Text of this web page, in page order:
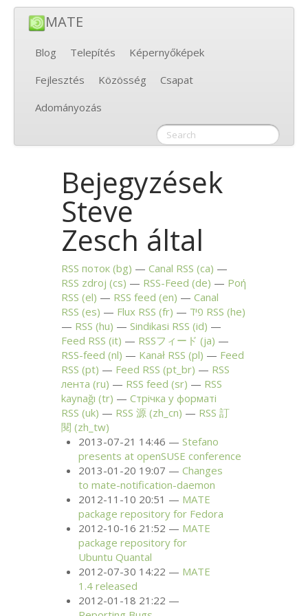
MATE
Blog Telepítés
Képernyőképek
Fejlesztés
Közösség
Csapat
Adományozás
Bejegyzések
Steve
Zesch által
RSS поток (bg) Canal RSS (ca)
RSS zdroj (cs) RSS-Feed (de)
Ροή
RSS (el) RSS feed (en)
Canal
RSS (es) Flux RSS (fr) RSS (he)
RSS (hu) Sindikasi RSS (id)
Feed RSS (it)
RSSフィード (ja)
RSS-feed (nl) Kanał RSS (pl)
Feed
RSS (pt) Feed RSS (pt_br)
RSS
лента (ru)
RSS feed (sr)
RSS
kaynağı (tr)
Стрічка у форматі
RSS (uk) RSS 源 (zh_cn) RSS 訂
閱 (zh_tw)
2013-07-21 14:46
Stefano
presents at openSUSE conference
2013-01-20 19:07
Changes
to mate-notification-daemon
2012-11-10 20:51
MATE
package repository for Fedora
2012-10-16 21:52
MATE
package repository for
Ubuntu Quantal
2012-07-30 14:22
MATE
1.4 released
2012-01-18 21:22